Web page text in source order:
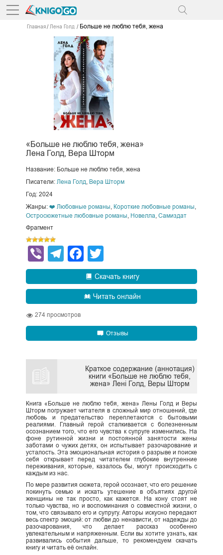
Главная Лена Голд Больше не люблю тебя, жена
«Больше не люблю тебя, жена»
Лена Голд, Вера Шторм
Название: Больше не люблю тебя, жена
Писатели: Лена Голд, Вера Шторм
Год: 2024
Жанры: ❤️ Любовные романы Короткие любовные романы
Остросюжетные любовные романы Новелла Самиздат
Фрагмент
ViberTelegram
Facebook
Скачать книгу
Читать онлайн
274 просмотров
Отзывы
Краткое содержание (аннотация)
книги «Больше не люблю тебя,
жена» Лені Голд, Веры Шторм
Книга «Больше не люблю тебя, жена» Лены Голд и Веры
Шторм погружает читателя в сложный мир отношений, где
любовь и предательство переплетаются с бытовыми
реалиями. Главный герой сталкивается с болезненным
осознанием того, что его чувства к супруге изменились. На
фоне рутинной жизни и постоянной занятости жены
заботами о чужих детях, он испытывает разочарование и
усталость. Эта эмоциональная история о разрыве и поиске
себя открывает перед читателем глубокие внутренние
переживания, которые, казалось бы, могут происходить с
каждым из нас.
По мере развития сюжета, герой осознает, что его решение
покинуть семью и искать утешение в объятиях другой
женщины не так просто, как кажется. На кону стоят не
только чувства, но и воспоминания о совместной жизни, о
том, что связывало его и супругу. Авторы искусно передают
весь спектр эмоций: от любви до ненависти, от надежды до
разочарования, что делает рассказ особенно
увлекательным и напряженным. Если вы хотите узнать, как
развивались события дальше, то рекомендуем скачать
книгу и читать её онлайн.